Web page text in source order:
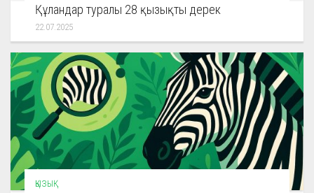
Құландар туралы 28 қызықты дерек
22.07.2025
ҚЫЗЫҚ